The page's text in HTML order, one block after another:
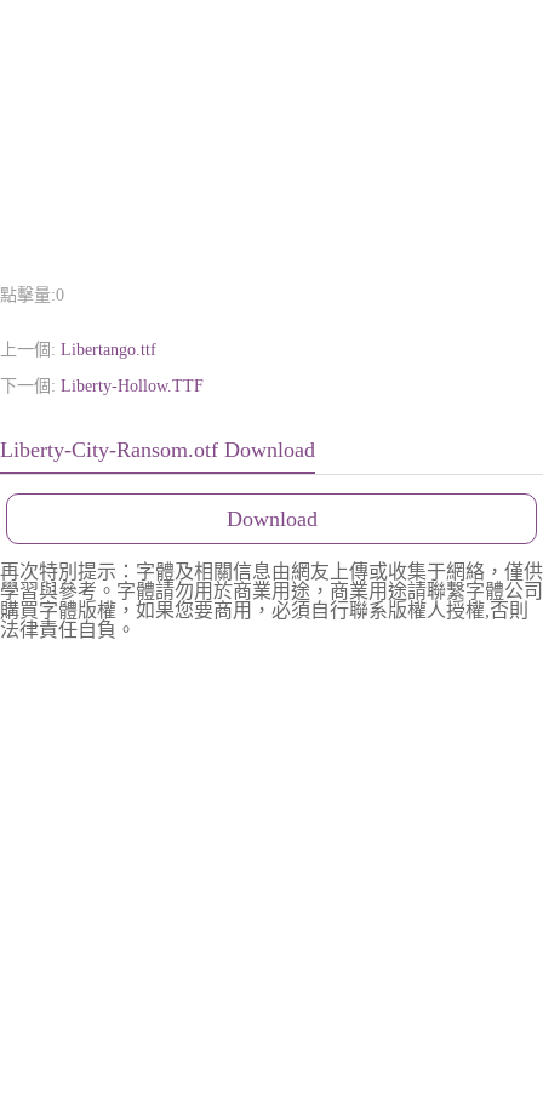
點擊量:0
上一個: Libertango.ttf
下一個: Liberty-Hollow.TTF
Liberty-City-Ransom.otf Download
Download
再次特別提示：字體及相關信息由網友上傳或收集于網絡，僅供
學習與參考。字體請勿用於商業用途，商業用途請聯繫字體公司
購買字體版權，如果您要商用，必須自行聯系版權人授權,否則
法律責任自負。